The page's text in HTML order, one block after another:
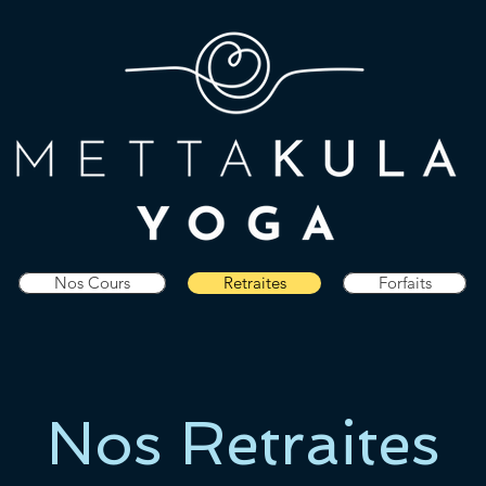
Nos Cours Retraites Forfaits
Nos Retraites